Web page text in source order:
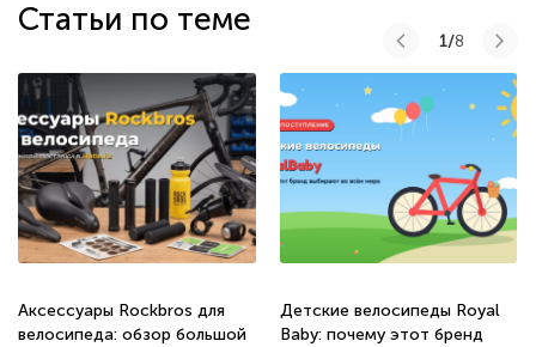
Статьи по теме
Аксессуары Rockbros для
велосипеда: обзор большой
Детские велосипеды Royal
Baby: почему этот бренд
1/8